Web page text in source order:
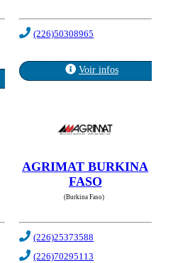
(226)50308965
Voir infos
AGRIMAT BURKINA
FASO
(Burkina Faso)
(226)25373588
(226)70295113